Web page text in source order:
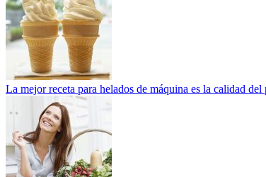
La mejor receta para helados de máquina es la calidad del